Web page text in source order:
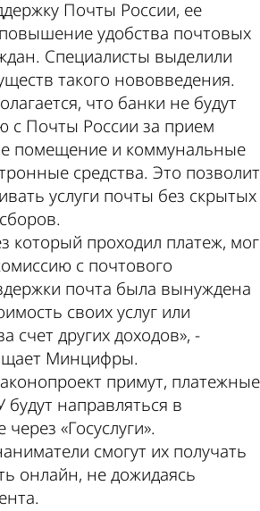
Почты России, ее
удобства почтовых
Специалисты выделили
такого нововведения.
что банки не будут
с Почты России за прием
помещение и коммунальные
средства. Это позволит
услуги почты без скрытых
который проходил платеж, мог
с почтового
почта была вынуждена
своих услуг или
счет других доходов», -
Минцифры.
примут, платежные
направляться в
«Госуслуги».
смогут их получать
онлайн, не дожидаясь